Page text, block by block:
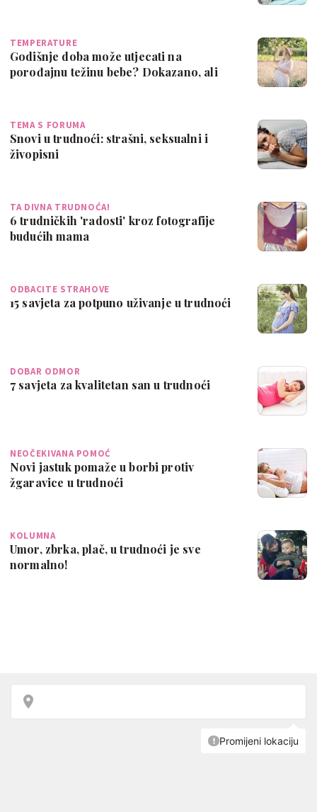
TEMPERATURE
Godišnje doba može utjecati na
porođajnu težinu bebe? Dokazano, ali
TEMA S FORUMA
Snovi u trudnoći: strašni, seksualni i
živopisni
TA DIVNA TRUDNOĆA!
6 trudničkih 'radosti' kroz fotografije
budućih mama
ODBACITE STRAHOVE
15 savjeta za potpuno uživanje u trudnoći
DOBAR ODMOR
7 savjeta za kvalitetan san u trudnoći
NEOČEKIVANA POMOĆ
Novi jastuk pomaže u borbi protiv
žgaravice u trudnoći
KOLUMNA
Umor, zbrka, plač, u trudnoći je sve
normalno!